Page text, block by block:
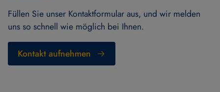
Füllen Sie unser Kontaktformular aus, und wir melden
uns so schnell wie möglich bei Ihnen.
Kontakt aufnehmen